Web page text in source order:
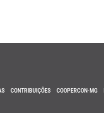
CONTRIBUIÇÕES COOPERCON-MG